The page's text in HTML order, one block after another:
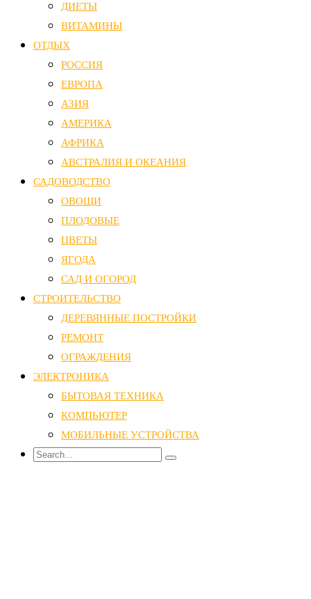
ДИЕТЫ
ВИТАМИНЫ
ОТДЫХ
РОССИЯ
ЕВРОПА
АЗИЯ
АМЕРИКА
АФРИКА
АВСТРАЛИЯ И ОКЕАНИЯ
САДОВОДСТВО
ОВОЩИ
ПЛОДОВЫЕ
ЦВЕТЫ
ЯГОДА
САД И ОГОРОД
СТРОИТЕЛЬСТВО
ДЕРЕВЯННЫЕ ПОСТРОЙКИ
РЕМОНТ
ОГРАЖДЕНИЯ
ЭЛЕКТРОНИКА
БЫТОВАЯ ТЕХНИКА
КОМПЬЮТЕР
МОБИЛЬНЫЕ УСТРОЙСТВА